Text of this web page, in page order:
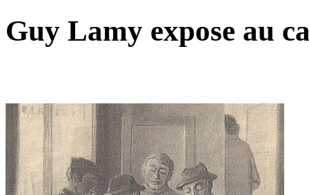
Guy Lamy expose au